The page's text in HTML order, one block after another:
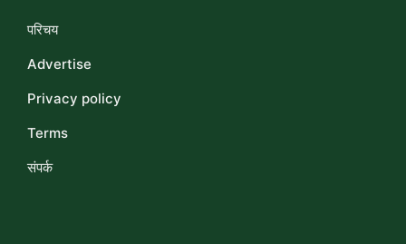
परिचय
Advertise
Privacy policy
Terms
संपर्क